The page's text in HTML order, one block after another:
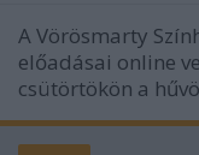
A Vörösmarty
előadásai online
csütörtökön a